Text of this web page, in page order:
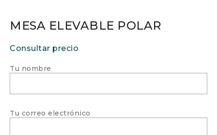
MESA ELEVABLE POLAR
Consultar precio
Tu nombre
Tu correo electrónico